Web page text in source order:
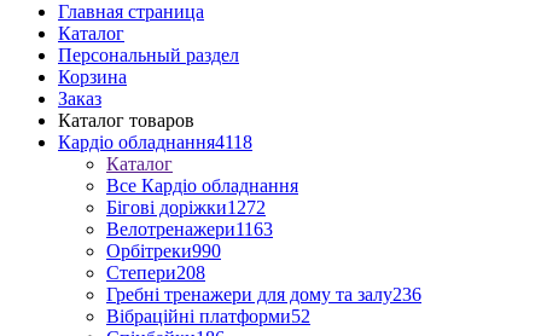
Главная страница
Каталог
Персональный раздел
Корзина
Заказ
Каталог товаров
Кардіо обладнання4118
Каталог
Все Кардіо обладнання
Бігові доріжки1272
Велотренажери1163
Орбітреки990
Степери208
Гребні тренажери для дому та залу236
Вібраційні платформи52